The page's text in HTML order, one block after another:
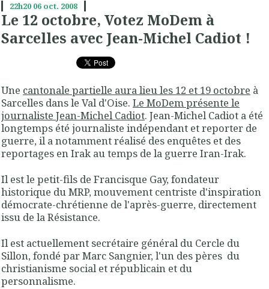
22h20 06 oct. 2008
Le 12 octobre, Votez MoDem à
Sarcelles avec Jean-Michel Cadiot !
Une cantonale partielle aura lieu les 12 et 19 octobre à
Sarcelles dans le Val d'Oise. Le MoDem présente le
journaliste Jean-Michel Cadiot. Jean-Michel Cadiot a été
longtemps été journaliste indépendant et reporter de
guerre, il a notamment réalisé des enquêtes et des
reportages en Irak au temps de la guerre Iran-Irak.
Il est le petit-fils de Francisque Gay, fondateur
historique du MRP, mouvement centriste d'inspiration
démocrate-chrétienne de l'après-guerre, directement
issu de la Résistance.
Il est actuellement secrétaire général du Cercle du
Sillon, fondé par Marc Sangnier, l'un des pères du
christianisme social et républicain et du
personnalisme.